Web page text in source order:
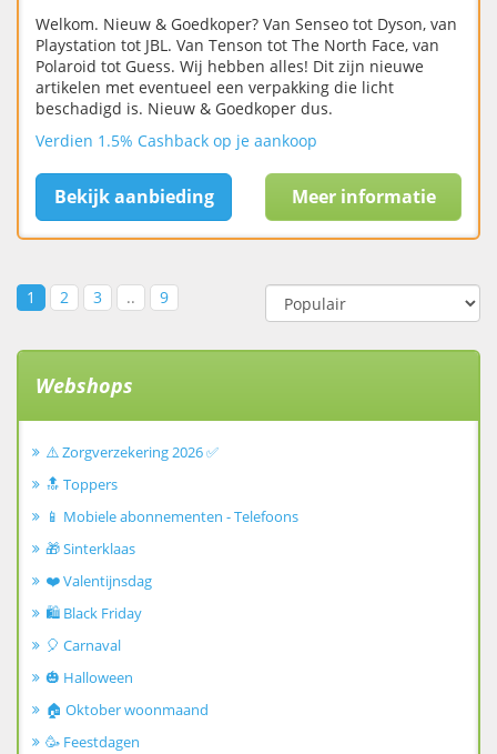
Welkom. Nieuw & Goedkoper? Van Senseo tot Dyson, van
Playstation tot JBL. Van Tenson tot The North Face, van
Polaroid tot Guess. Wij hebben alles! Dit zijn nieuwe
artikelen met eventueel een verpakking die licht
beschadigd is. Nieuw & Goedkoper dus.
Verdien 1.5% Cashback op je aankoop
Bekijk aanbieding Meer informatie
1 2 3 .. 9
Webshops
⚠️ Zorgverzekering 2026 ✅
🔝 Toppers
📱 Mobiele abonnementen - Telefoons
🎁 Sinterklaas
❤️ Valentijnsdag
🛍️ Black Friday
🎈 Carnaval
🎃 Halloween
🏠 Oktober woonmaand
🥳 Feestdagen